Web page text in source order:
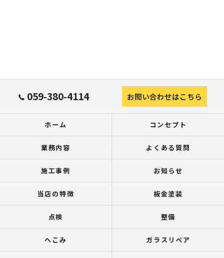
059-380-4114 お問い合わせはこちら
ホーム コンセプト
業務内容 よくある質問
施工事例 お知らせ
当店の特徴 板金塗装
点検 整備
へこみ ガラスリペア